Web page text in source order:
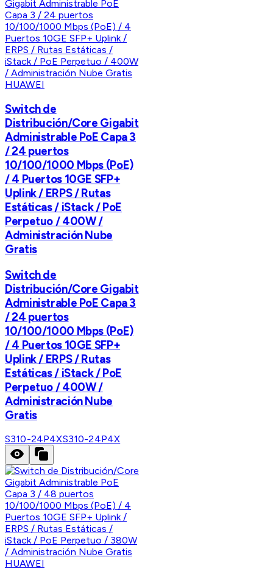
HUAWEI
Switch de
Distribución/Core Gigabit
Administrable PoE Capa 3
/ 24 puertos
10/100/1000 Mbps (PoE)
/ 4 Puertos 10GE SFP+
Uplink / ERPS / Rutas
Estáticas / iStack / PoE
Perpetuo / 400W /
Administración Nube
Gratis
Switch de
Distribución/Core Gigabit
Administrable PoE Capa 3
/ 24 puertos
10/100/1000 Mbps (PoE)
/ 4 Puertos 10GE SFP+
Uplink / ERPS / Rutas
Estáticas / iStack / PoE
Perpetuo / 400W /
Administración Nube
Gratis
S310-24P4XS310-24P4X
HUAWEI